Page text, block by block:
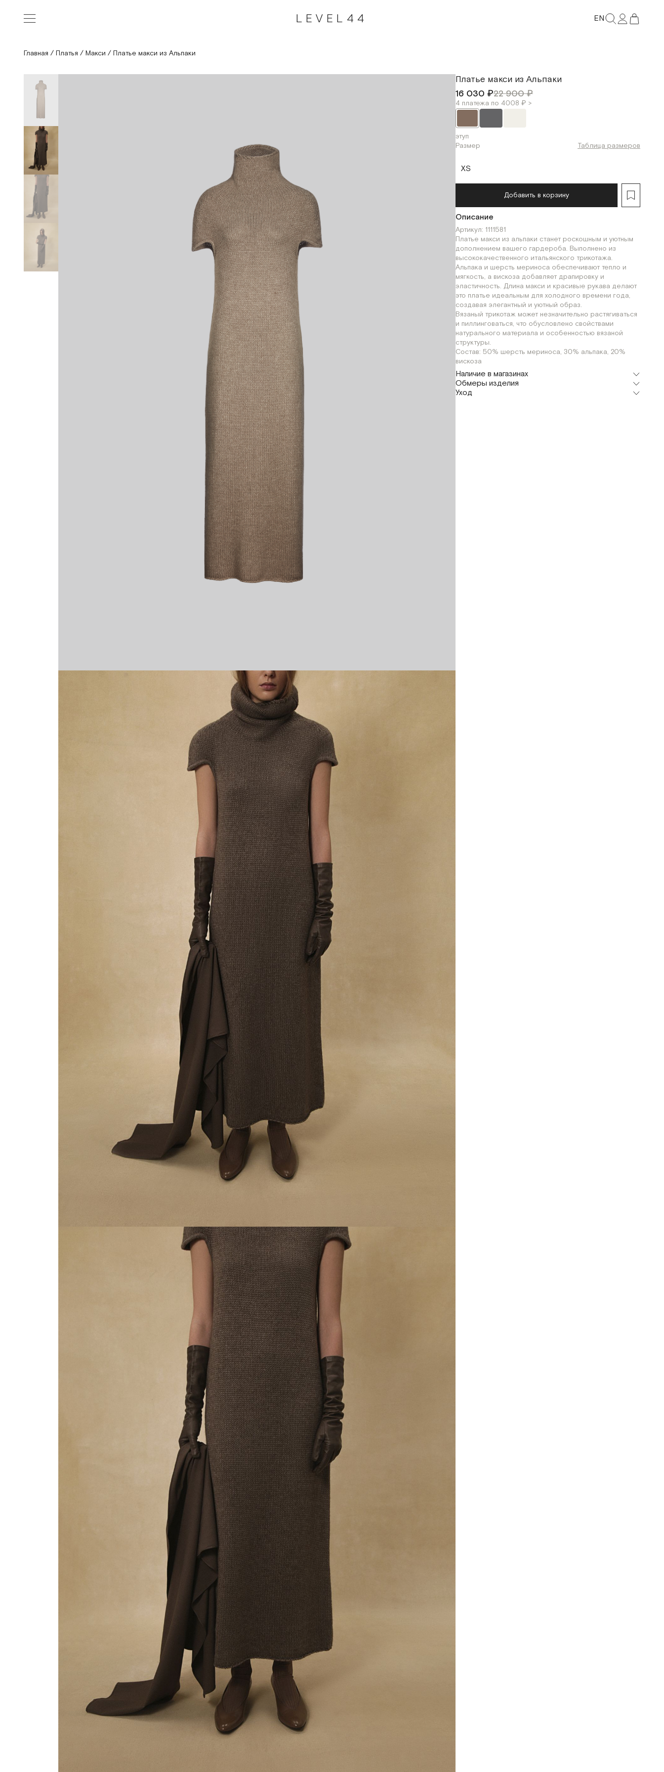
LEVEL44 EN
Главная / Платья / Макси / Платье макси из Альпаки
Платье макси из Альпаки
16 030 ₽22 900 ₽
4 платежа по 4008 ₽ >
этуп
Размер
Таблица размеров
XS
Добавить в корзину
Описание
Артикул: 1111581
Платье макси из альпаки станет роскошным и уютным
дополнением вашего гардероба. Выполнено из
высококачественного итальянского трикотажа.
Альпака и шерсть мериноса обеспечивают тепло и
мягкость, а вискоза добавляет драпировку и
эластичность. Длина макси и красивые рукава делают
это платье идеальным для холодного времени года,
создавая элегантный и уютный образ.
Вязаный трикотаж может незначительно растягиваться
и пиллинговаться, что обусловлено свойствами
натурального материала и особенностью вязаной
структуры.
Состав: 50% шерсть мериноса, 30% альпака, 20%
вискоза
Наличие в магазинах
Шоурум
г. Москва, Малая Бронная 24/3
XS
Обмеры изделия
Уход